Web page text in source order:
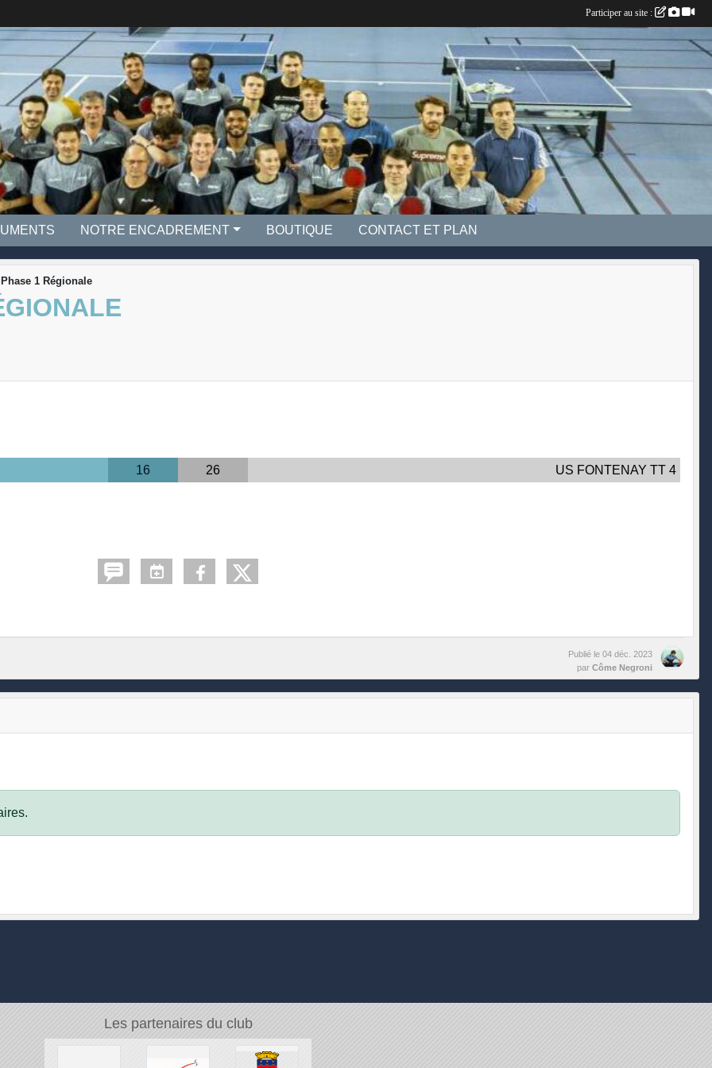
NOTRE ENCADREMENT BOUTIQUE CONTACT ET PLAN
1 Régionale
16 26 US FONTENAY TT 4
Publié le 04 déc. 2023
par Côme Negroni
Les partenaires du club
Participer au site :